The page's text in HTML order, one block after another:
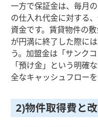
一方で保証金は、毎月
の仕入れ代金に対する
資金です。賃貸物件の
が円満に終了した際に
う。加盟金は「サンク
「預け金」という明確
全なキャッシュフロー
2)物件取得費と